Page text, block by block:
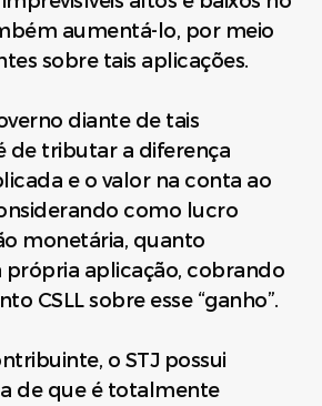
aumentá-lo, por meio
sobre tais aplicações.
diante de tais
de tributar a diferença
e o valor na conta ao
como lucro
monetária, quanto
aplicação, cobrando
CSLL sobre esse “ganho”.
o STJ possui
de que é totalmente